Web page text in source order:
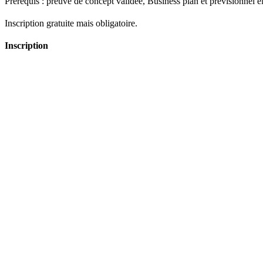
Inscription gratuite mais obligatoire.
Inscription